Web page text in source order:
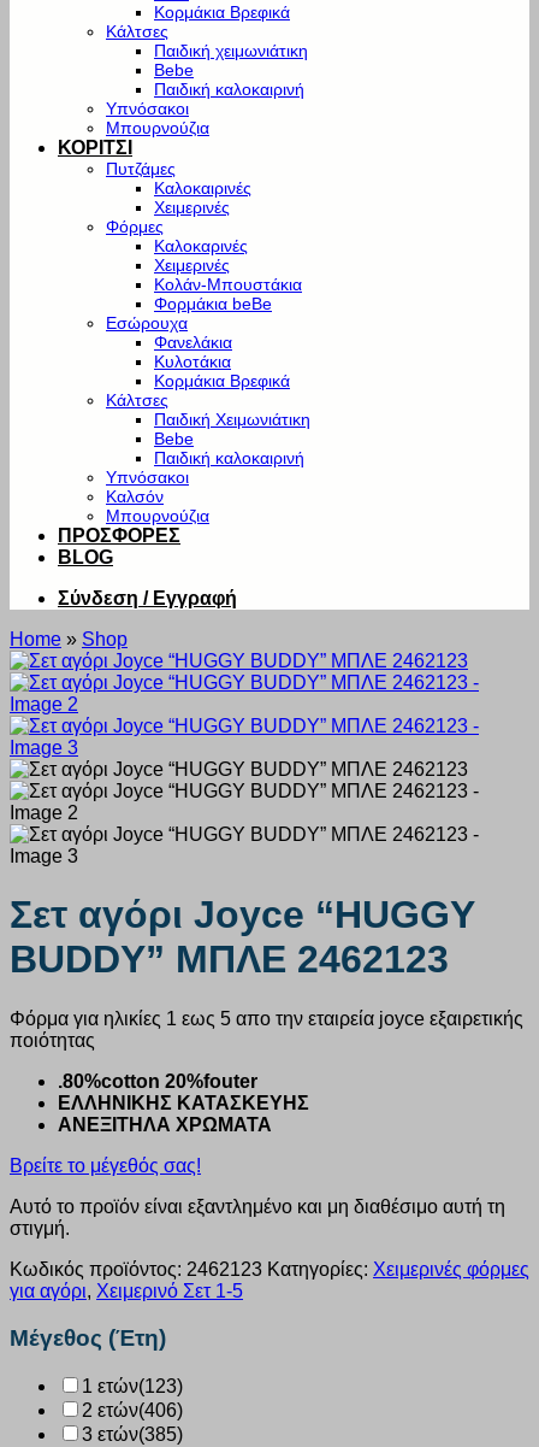
Κορμάκια Βρεφικά
Κάλτσες
Παιδική χειμωνιάτικη
Bebe
Παιδική καλοκαιρινή
Υπνόσακοι
Μπουρνούζια
ΚΟΡΙΤΣΙ
Πυτζάμες
Καλοκαιρινές
Χειμερινές
Φόρμες
Καλοκαρινές
Χειμερινές
Κολάν-Μπουστάκια
Φορμάκια beBe
Εσώρουχα
Φανελάκια
Κυλοτάκια
Κορμάκια Βρεφικά
Κάλτσες
Παιδική Χειμωνιάτικη
Bebe
Παιδική καλοκαιρινή
Υπνόσακοι
Καλσόν
Μπουρνούζια
ΠΡΟΣΦΟΡΕΣ
BLOG
Σύνδεση / Εγγραφή
Home » Shop
Σετ αγόρι Joyce “HUGGY
BUDDY” ΜΠΛΕ 2462123
Φόρμα για ηλικίες 1 εως 5 απο την εταιρεία joyce εξαιρετικής
ποιότητας
.80%cotton 20%fouter
ΕΛΛΗΝΙΚΗΣ ΚΑΤΑΣΚΕΥΗΣ
ΑΝΕΞΙΤΗΛΑ ΧΡΩΜΑΤΑ
Βρείτε το μέγεθός σας!
Αυτό το προϊόν είναι εξαντλημένο και μη διαθέσιμο αυτή τη
στιγμή.
Κωδικός προϊόντος: 2462123 Κατηγορίες: Χειμερινές φόρμες
για αγόρι, Χειμερινό Σετ 1-5
Μέγεθος (Έτη)
1 ετών(123)
2 ετών(406)
3 ετών(385)